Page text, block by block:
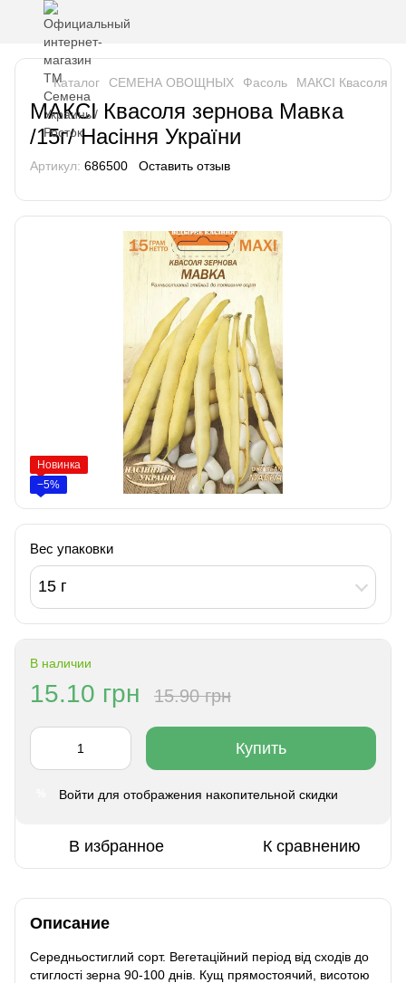
Каталог СЕМЕНА ОВОЩНЫХ Фасоль МАКСІ Квасоля
МАКСІ Квасоля зернова Мавка
/15г/ Насіння України
Артикул: 686500 Оставить отзыв
Новинка
−5%
Вес упаковки
15 г
В наличии
15.10 грн 15.90 грн
Купить
Войти для отображения накопительной скидки
В избранное К сравнению
Описание
Середньостиглий сорт. Вегетаційний період від сходів до
стиглості зерна 90-100 днів. Кущ прямостоячий, висотою